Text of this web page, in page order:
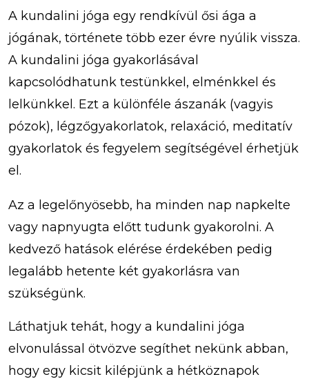
A kundalini jóga egy rendkívül ősi ága a
jógának, története több ezer évre nyúlik vissza.
A kundalini jóga gyakorlásával
kapcsolódhatunk testünkkel, elménkkel és
lelkünkkel. Ezt a különféle ászanák (vagyis
pózok), légzőgyakorlatok, relaxáció, meditatív
gyakorlatok és fegyelem segítségével érhetjük
el.
Az a legelőnyösebb, ha minden nap napkelte
vagy napnyugta előtt tudunk gyakorolni. A
kedvező hatások elérése érdekében pedig
legalább hetente két gyakorlásra van
szükségünk.
Láthatjuk tehát, hogy a kundalini jóga
elvonulással ötvözve segíthet nekünk abban,
hogy egy kicsit kilépjünk a hétköznapok